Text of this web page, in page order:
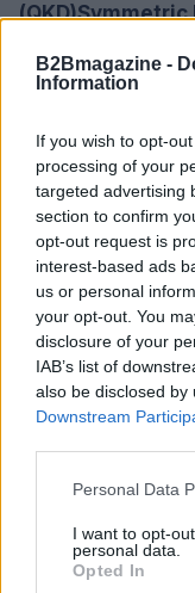
B2Bmagazine -
Information
If you wish to opt-
processing of your
targeted advertising
section to confirm
opt-out request is
interest-based ads
us or personal
your opt-out. You
disclosure of your
IAB’s list of
also be disclosed
Downstream
Please note that
not limited to your
grant or deny
use your data for
Personal Data
I want to opt-
personal data.
Opted In
(QKD)Symmetric
informazioni
imprese
hyperscaler,
sanitarie ed enti
inserisce in una
e Ciena, che nel
supportare
2026 avevano
AUTORE